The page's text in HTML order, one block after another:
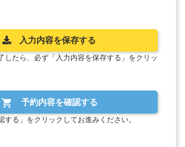
入力内容を保存する
したら、必ず「入力内容を保存する」をクリッ
 予約内容を確認する
る」をクリックしてお進みください。